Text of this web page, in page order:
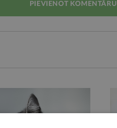
PIEVIENOT KOMENTĀRU